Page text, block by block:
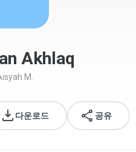
Akhlaq
M.
다운로드 공유